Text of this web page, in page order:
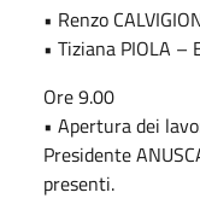
• Renzo
• Tiziana PIOLA –
Ore 9.00
• Apertura dei
Presidente
presenti.